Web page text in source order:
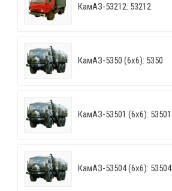
КамАЗ-53212: 53212
КамАЗ-5350 (6х6): 5350
КамАЗ-53501 (6х6): 53501
КамАЗ-53504 (6х6): 53504